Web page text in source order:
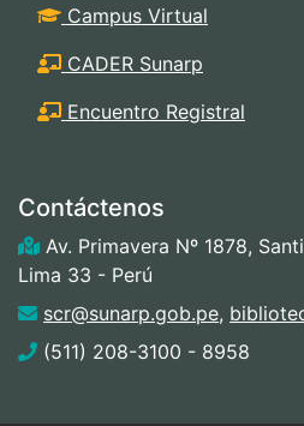
Campus Virtual
CADER Sunarp
Encuentro Registral
Contáctenos
Av. Primavera Nº 1878,
Lima 33 - Perú
scr@sunarp.gob.pe,
(511) 208-3100 - 8958